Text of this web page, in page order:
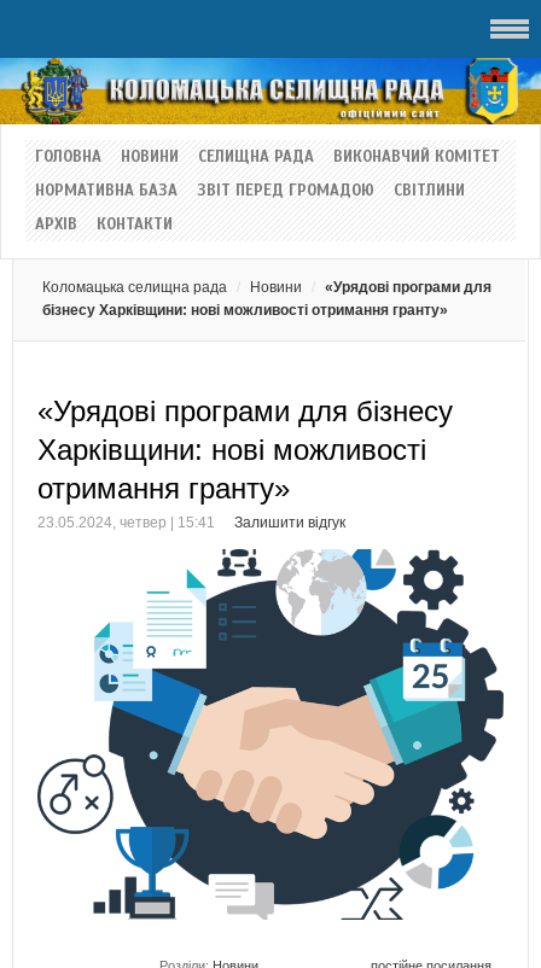
ГОЛОВНА НОВИНИ СЕЛИЩНА РАДА
ВИКОНАВЧИЙ КОМІТЕТ
НОРМАТИВНА БАЗА
ЗВІТ ПЕРЕД ГРОМАДОЮ
СВІТЛИНИ
АРХІВ
КОНТАКТИ
Коломацька селищна рада Новини
«Урядові програми для
бізнесу Харківщини: нові можливості отримання гранту»
«Урядові програми для бізнесу
Харківщини: нові можливості
отримання гранту»
23.05.2024, четвер | 15:41 Залишити відгук